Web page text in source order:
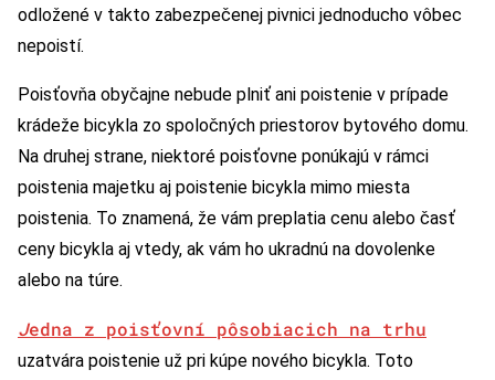
odložené v takto zabezpečenej pivnici jednoducho vôbec
nepoistí.
Poisťovňa obyčajne nebude plniť ani poistenie v prípade
krádeže bicykla zo spoločných priestorov bytového domu.
Na druhej strane, niektoré poisťovne ponúkajú v rámci
poistenia majetku aj poistenie bicykla mimo miesta
poistenia. To znamená, že vám preplatia cenu alebo časť
ceny bicykla aj vtedy, ak vám ho ukradnú na dovolenke
alebo na túre.
Jedna z poisťovní pôsobiacich na trhu
uzatvára poistenie už pri kúpe nového bicykla. Toto